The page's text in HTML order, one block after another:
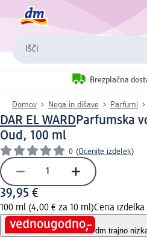
Išči
Brezplačna
Domov Nega in dišave Parfumi
DAR EL WARDParfumska
Oud, 100 ml
0 (Ocenite izdelek)
39,95 €
100 ml (4,00 € za 10 ml)Cena izdelka
dm trajno